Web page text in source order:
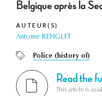
Belgique après la
AUTEUR(S)
Antoine RENGLET
Police (history of)
Read the
This article is